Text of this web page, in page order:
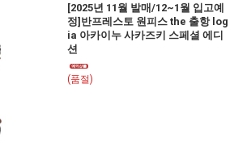
[2025년 11월 발매/12~1월 입고예
정]반프레스토 원피스 the 출항 log
ia 아카이누 사카즈키 스페셜 에디
션
(품절)